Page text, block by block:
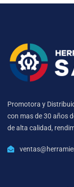
Promotora y
con mas de 30 años
de alta calidad,